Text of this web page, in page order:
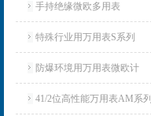
手持绝缘微欧多用表
特殊行业用万用表S系列
防爆环境用万用表微欧计
41/2位高性能万用表AM系列